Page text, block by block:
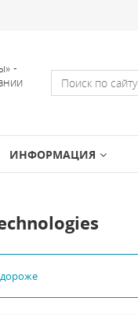
-
ИНФОРМАЦИЯ
дороже